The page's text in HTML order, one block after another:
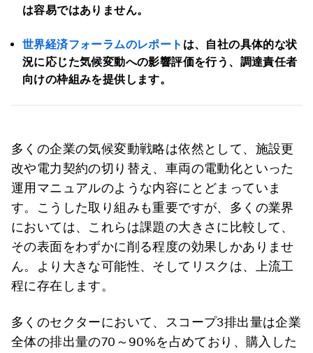
は容易ではありません。
世界経済フォーラムのレポート は、自社の具体的な状
況に応じた気候変動への影響評価を行う、調達責任者
向けの枠組みを提供します。
多くの企業の気候変動戦略は依然として、施設更
改や電力契約の切り替え、車両の電動化といった
運用マニュアルのような内容にとどまっていま
す。こうした取り組みも重要ですが、多くの業界
においては、これらは課題の大きさに比較して、
その表面をわずかに削る程度の効果しかありませ
ん。より大きな可能性、そしてリスクは、上流工
程に存在します。
多くのセクターにおいて、スコープ3排出量は企業
全体の排出量の70～90%を占めており、購入した